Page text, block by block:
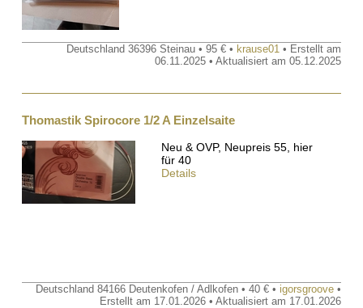
Deutschland 36396 Steinau • 95 € • krause01 • Erstellt am
06.11.2025 • Aktualisiert am 05.12.2025
Thomastik Spirocore 1/2 A Einzelsaite
Neu & OVP, Neupreis 55, hier
für 40
Details
Deutschland 84166 Deutenkofen / Adlkofen • 40 € • igorsgroove •
Erstellt am 17.01.2026 • Aktualisiert am 17.01.2026